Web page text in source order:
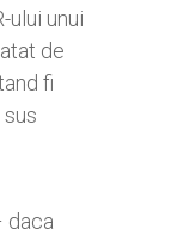
ului unui
de
fi
daca